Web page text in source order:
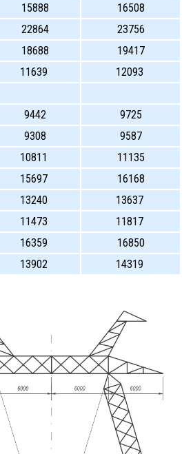
15888
16508
22864
23756
18688
19417
11639
12093
9442
9725
9308
9587
10811
11135
15697
16168
13240
13637
11473
11817
16359
16850
13902 14319